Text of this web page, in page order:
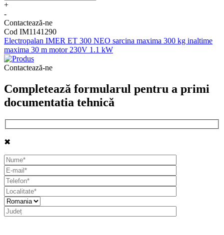
+
-
Contactează-ne
Cod IM1141290
Electropalan IMER ET 300 NEO sarcina maxima 300 kg inaltime
maxima 30 m motor 230V 1.1 kW
Contactează-ne
Completează formularul pentru a primi
documentatia tehnică
✖